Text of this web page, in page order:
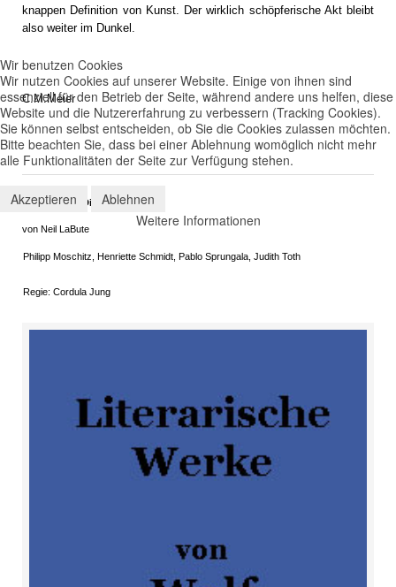
knappen Definition von Kunst. Der wirklich schöpferische Akt bleibt
also weiter im Dunkel.
C.M.Meier
Das Maß der Dinge
von Neil LaBute
Philipp Moschitz, Henriette Schmidt, Pablo Sprungala, Judith Toth
Regie: Cordula Jung
Wir benutzen Cookies
Wir nutzen Cookies auf unserer Website. Einige von ihnen sind
essenziell für den Betrieb der Seite, während andere uns helfen, diese
Website und die Nutzererfahrung zu verbessern (Tracking Cookies).
Sie können selbst entscheiden, ob Sie die Cookies zulassen möchten.
Bitte beachten Sie, dass bei einer Ablehnung womöglich nicht mehr
alle Funktionalitäten der Seite zur Verfügung stehen.
Akzeptieren
Ablehnen
Weitere Informationen